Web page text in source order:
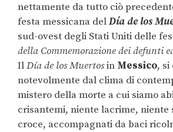
nettamente da tutto ciò
festa messicana delDía delos
sud-ovest degli Stati Uniti delle
della Commemorazione dei defunti
IlDía de los Muertosin Messico, si
notevolmente dal clima di
mistero della morte a cui siamo
crisantemi, niente lacrime, niente
croce, accompagnati da baci